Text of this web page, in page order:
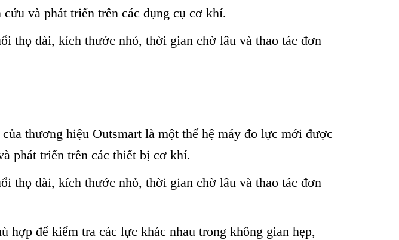
và phát triển trên các dụng cụ cơ khí.
thọ dài, kích thước nhỏ, thời gian chờ lâu và thao tác đơn
thương hiệu Outsmart là một thế hệ máy đo lực mới được
phát triển trên các thiết bị cơ khí.
thọ dài, kích thước nhỏ, thời gian chờ lâu và thao tác đơn
hợp để kiểm tra các lực khác nhau trong không gian hẹp,